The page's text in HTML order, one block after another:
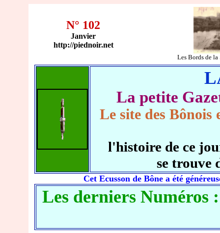
N° 102
Janvier
http://piednoir.net
Les Bords de la
La petite
Le site des Bônois
l'histoire de ce
se trouve
Cet Ecusson de Bône a été
Les derniers Numéros :